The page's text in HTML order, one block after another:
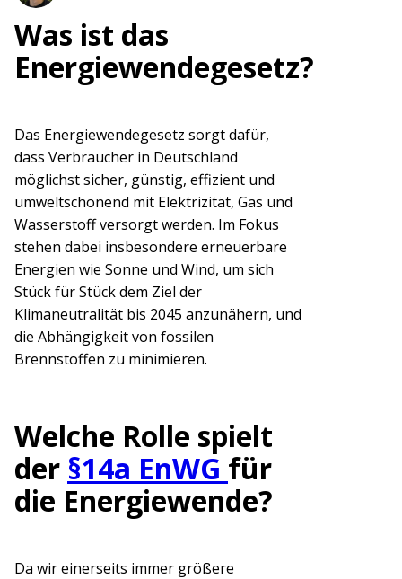
Was ist das
Energiewendegesetz?
Das Energiewendegesetz sorgt dafür,
dass Verbraucher in Deutschland
möglichst sicher, günstig, effizient und
umweltschonend mit Elektrizität, Gas und
Wasserstoff versorgt werden. Im Fokus
stehen dabei insbesondere erneuerbare
Energien wie Sonne und Wind, um sich
Stück für Stück dem Ziel der
Klimaneutralität bis 2045 anzunähern, und
die Abhängigkeit von fossilen
Brennstoffen zu minimieren.
Welche Rolle spielt
der §14a EnWG für
die Energiewende?
Da wir einerseits immer größere